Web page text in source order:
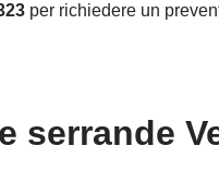
per richiedere un
serrande